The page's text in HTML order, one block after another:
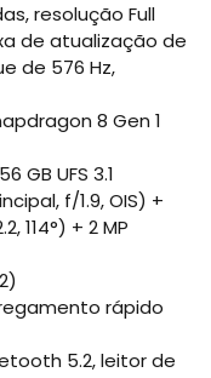
resolução Full
de atualização de
de 576 Hz,
8 Gen 1
GB UFS 3.1
f/1.9, OIS) +
114°) + 2 MP
rápido
5.2, leitor de